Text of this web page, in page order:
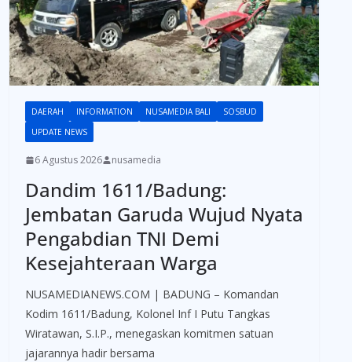
DAERAH INFORMATION NUSAMEDIA BALI
SOSBUD
UPDATE NEWS
6 Agustus 2026 nusamedia
Dandim 1611/Badung:
Jembatan Garuda Wujud Nyata
Pengabdian TNI Demi
Kesejahteraan Warga
NUSAMEDIANEWS.COM | BADUNG – Komandan
Kodim 1611/Badung, Kolonel Inf I Putu Tangkas
Wiratawan, S.I.P., menegaskan komitmen satuan
jajarannya hadir bersama